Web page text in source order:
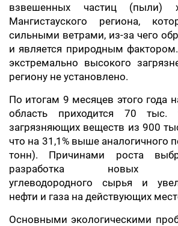
взвешенных частиц (пыли)
Мангистауского региона,
сильными ветрами, из-за чего
и является природным
экстремально высокого
региону не установлено.
По итогам 9 месяцев этого года
область приходится 70 тыс.
загрязняющих веществ из 900
что на 31,1% выше аналогичного
тонн). Причинами роста
разработка новых
углеводородного сырья и
нефти и газа на действующих
Основными экологическими